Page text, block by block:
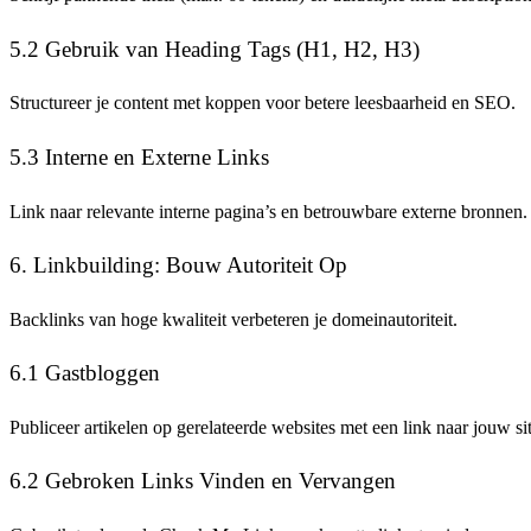
5.2 Gebruik van Heading Tags (H1, H2, H3)
Structureer je content met koppen voor betere leesbaarheid en SEO.
5.3 Interne en Externe Links
Link naar relevante interne pagina’s en betrouwbare externe bronnen.
6. Linkbuilding: Bouw Autoriteit Op
Backlinks van hoge kwaliteit verbeteren je domeinautoriteit.
6.1 Gastbloggen
Publiceer artikelen op gerelateerde websites met een link naar jouw
6.2 Gebroken Links Vinden en Vervangen